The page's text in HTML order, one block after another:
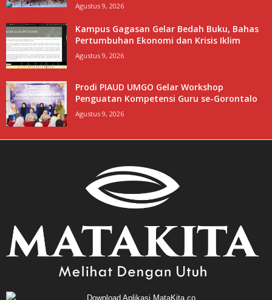
Agustus 9, 2026
Kampus Gagasan Gelar Bedah Buku, Bahas
Pertumbuhan Ekonomi dan Krisis Iklim
Agustus 9, 2026
Prodi PIAUD UMGO Gelar Workshop
Penguatan Kompetensi Guru se-Gorontalo
Agustus 9, 2026